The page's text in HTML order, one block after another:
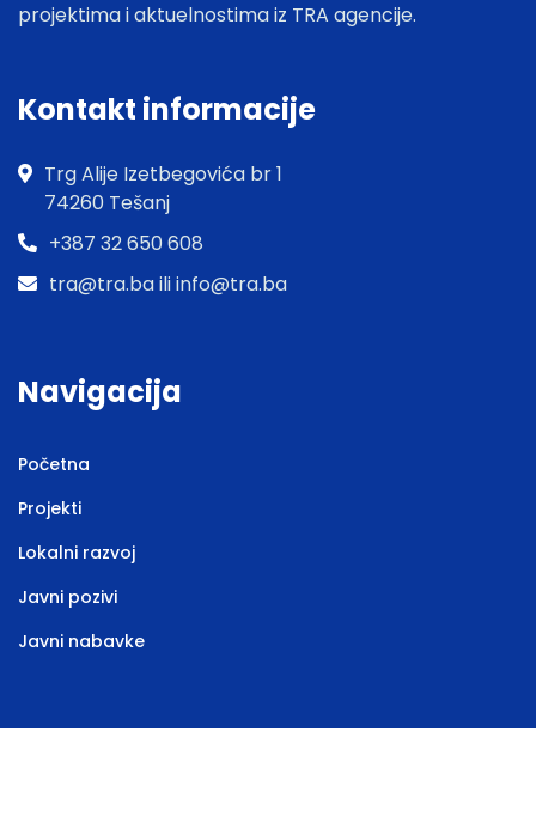
projektima i aktuelnostima iz TRA agencije.
Kontakt informacije
Trg Alije Izetbegovića br 1
74260 Tešanj
+387 32 650 608
tra@tra.ba ili info@tra.ba
Navigacija
Početna
Projekti
Lokalni razvoj
Javni pozivi
Javni nabavke